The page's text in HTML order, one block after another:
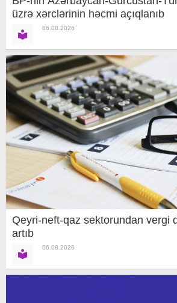
üzrə xərclərinin həcmi açıqlanıb
06.08.2026
Qeyri-neft-qaz sektorundan vergi
artıb
06.08.2026